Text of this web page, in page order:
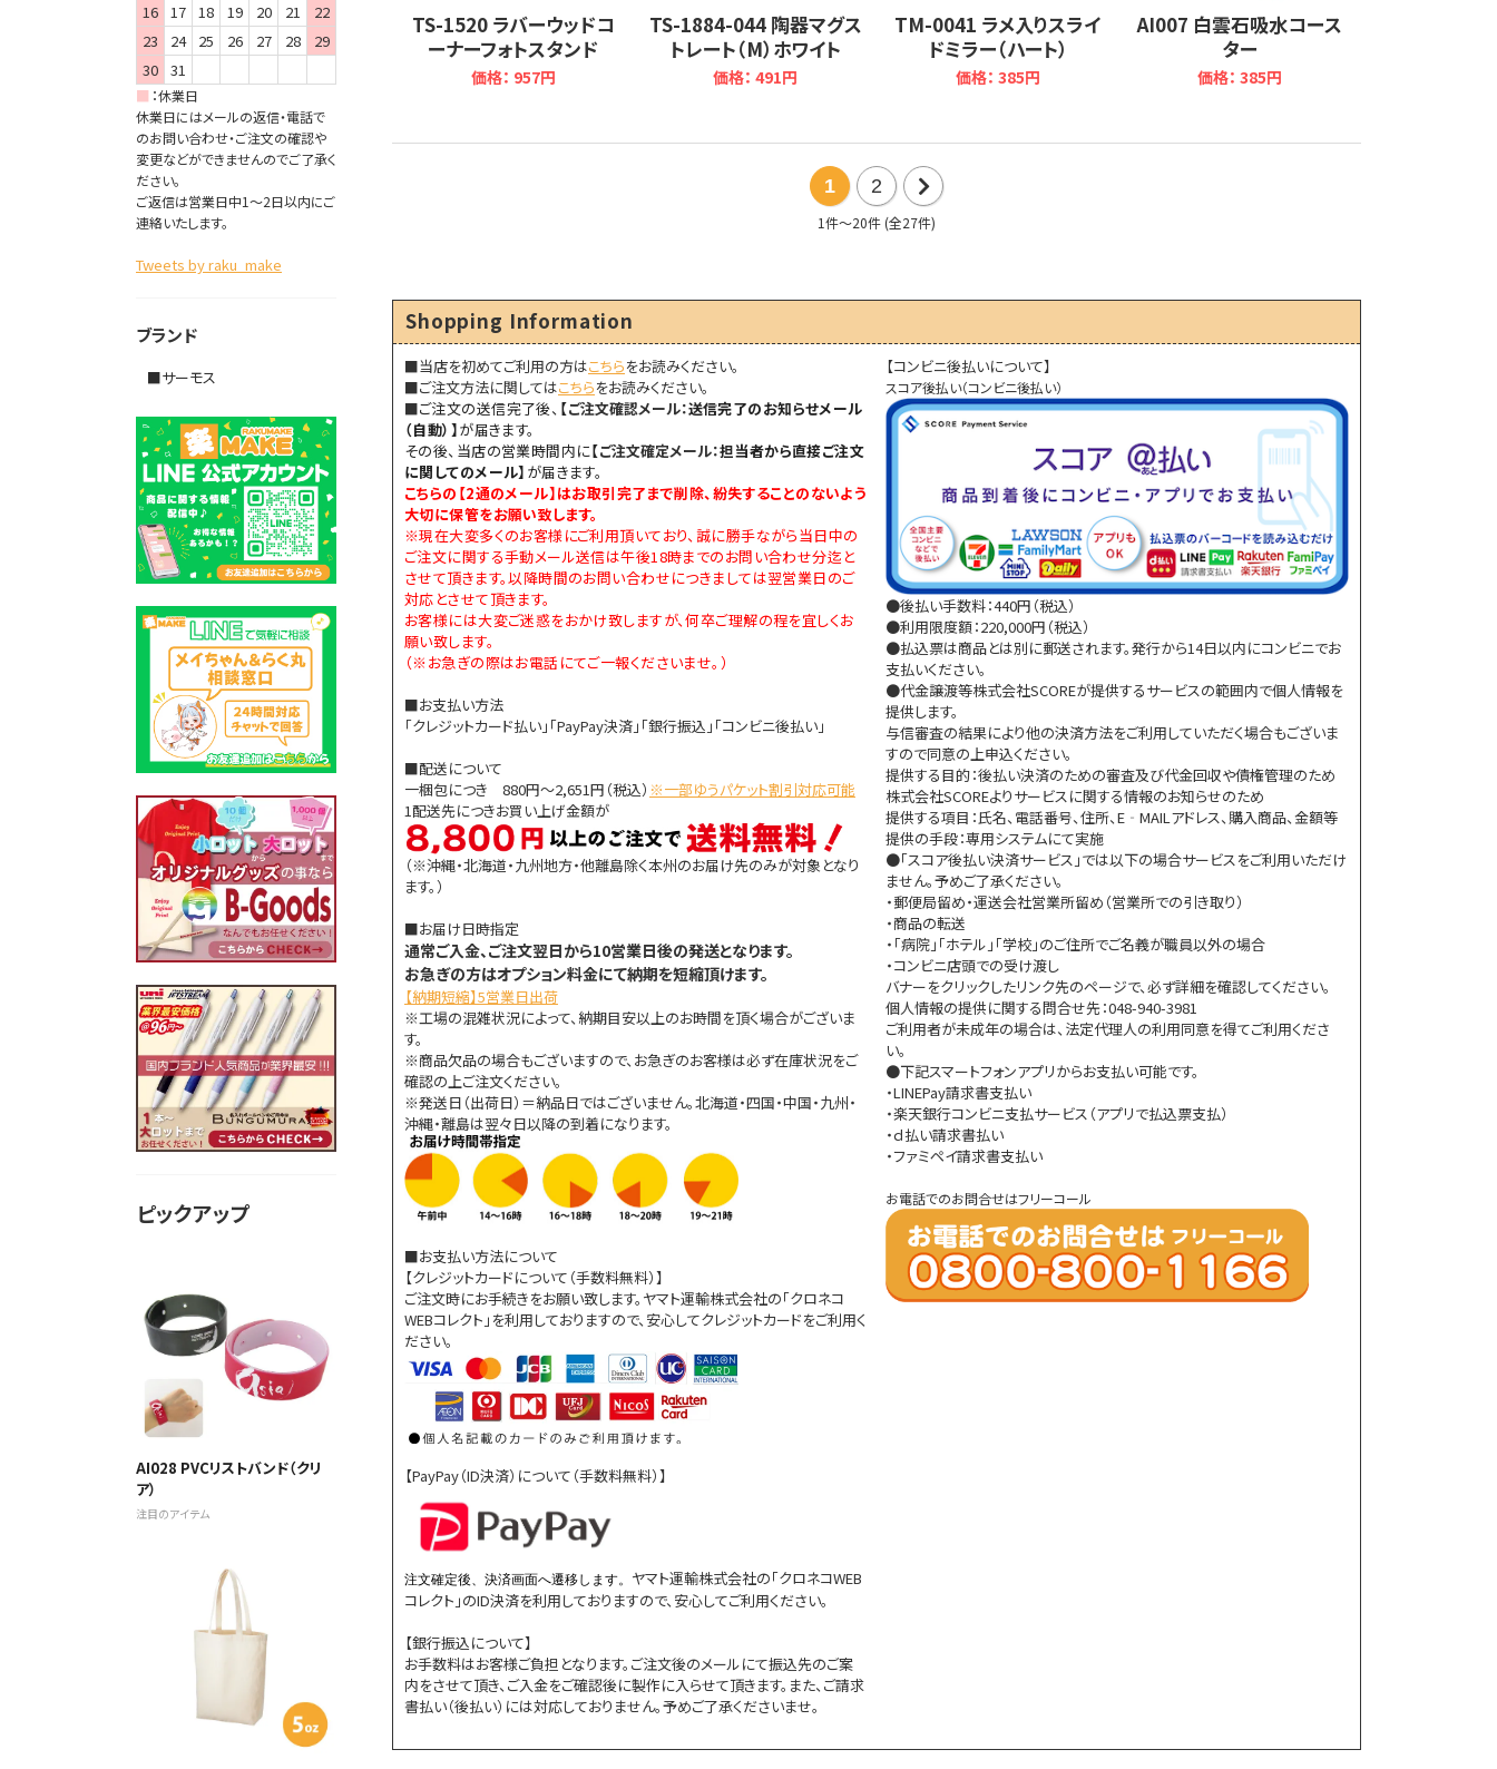
16 17 18 19 20 21
22
23
24 25 26 27 28
29
30 31
■ ：休業日
休業日にはメールの返信・電話で
のお問い合わせ・ご注文の確認や
変更などができませんのでご了承く
ださい。
ご返信は営業日中1～2日以内にご
連絡いたします。
Tweets by raku_make
ブランド
■サーモス
ピックアップ
AI028 PVCリストバンド（クリ
ア）
注目のアイテム
TS-1520 ラバーウッドコ
ーナーフォトスタンド
価格： 957円
TS-1884-044 陶器マグス
トレート（M）ホワイト
価格： 491円
TM-0041 ラメ入りスライ
ドミラー（ハート）
価格： 385円
AI007 白雲石吸水コース
ター
価格： 385円
1
2
次
20
1件～20件 (全27件)
Shopping Information
■当店を初めてご利用の方はこちらをお読みください。
■ご注文方法に関してはこちらをお読みください。
■ご注文の送信完了後、 【ご注文確認メール：送信完了のお知らせメール
（自動）】が届きます。
その後、当店の営業時間内に【ご注文確定メール：担当者から直接ご注文
に関してのメール】 が届きます。
こちらの【2通のメール】はお取引完了まで削除、紛失することのないよう
大切に保管をお願い致します。
※現在大変多くのお客様にご利用頂いており、誠に勝手ながら当日中の
ご注文に関する手動メール送信は午後18時までのお問い合わせ分迄と
させて頂きます。以降時間のお問い合わせにつきましては翌営業日のご
対応とさせて頂きます。
お客様には大変ご迷惑をおかけ致しますが、何卒ご理解の程を宜しくお
願い致します。
（※お急ぎの際はお電話にてご一報くださいませ。）
■お支払い方法
「クレジットカード払い」「PayPay決済」「銀行振込」「コンビニ後払い」
■配送について
一梱包につき 880円～2,651円（税込） ※一部ゆうパケット割引対応可能
1配送先につきお買い上げ金額が
（※沖縄・北海道・九州地方・他離島除く本州のお届け先のみが対象となり
ます。）
■お届け日時指定
通常ご入金、ご注文翌日から10営業日後の発送となります。
お急ぎの方はオプション料金にて納期を短縮頂けます。
【納期短縮】5営業日出荷
※工場の混雑状況によって、納期目安以上のお時間を頂く場合がございま
す。
※商品欠品の場合もございますので、お急ぎのお客様は必ず在庫状況をご
確認の上ご注文ください。
※発送日（出荷日）＝納品日ではございません。北海道・四国・中国・九州・
沖縄・離島は翌々日以降の到着になります。
■お支払い方法について
【クレジットカードについて（手数料無料）】
ご注文時にお手続きをお願い致します。ヤマト運輸株式会社の「クロネコ
WEBコレクト」を利用しておりますので、安心してクレジットカードをご利用く
ださい。
【PayPay（ID決済）について（手数料無料）】
注文確定後、決済画面へ遷移します。 ヤマト運輸株式会社の「クロネコWEB
コレクト」のID決済を利用しておりますので、安心してご利用ください。
【銀行振込について】
お手数料はお客様ご負担となります。ご注文後のメールにて振込先のご案
内をさせて頂き、ご入金をご確認後に製作に入らせて頂きます。また、ご請求
書払い（後払い）には対応しておりません。予めご了承くださいませ。
【コンビニ後払いについて】
スコア後払い（コンビニ後払い）
●後払い手数料：440円（税込）
●利用限度額：220,000円（税込）
●払込票は商品とは別に郵送されます。発行から14日以内にコンビニでお
支払いください。
●代金譲渡等株式会社SCOREが提供するサービスの範囲内で個人情報を
提供します。
与信審査の結果により他の決済方法をご利用していただく場合もございま
すので同意の上申込ください。
提供する目的：後払い決済のための審査及び代金回収や債権管理のため
株式会社SCOREよりサービスに関する情報のお知らせのため
提供する項目：氏名、電話番号、住所、E‐MAILアドレス、購入商品、金額等
提供の手段：専用システムにて実施
●「スコア後払い決済サービス」では以下の場合サービスをご利用いただけ
ません。予めご了承ください。
・郵便局留め・運送会社営業所留め（営業所での引き取り）
・商品の転送
・「病院」「ホテル」「学校」のご住所でご名義が職員以外の場合
・コンビニ店頭での受け渡し
バナーをクリックしたリンク先のページで、必ず詳細を確認してください。
個人情報の提供に関する問合せ先：048-940-3981
ご利用者が未成年の場合は、法定代理人の利用同意を得てご利用くださ
い。
●下記スマートフォンアプリからお支払い可能です。
・LINEPay請求書支払い
・楽天銀行コンビニ支払サービス（アプリで払込票支払）
・ｄ払い請求書払い
・ファミペイ請求書支払い
お電話でのお問合せはフリーコール